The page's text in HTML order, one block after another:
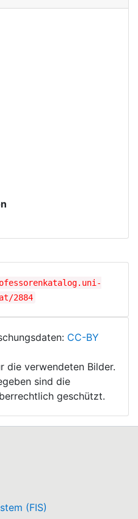
2884
CC-BY
die verwendeten Bilder.
sind die
geschützt.
(FIS)